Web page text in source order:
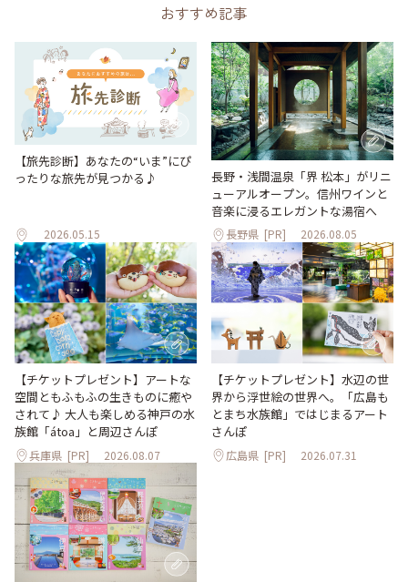
おすすめ記事
【旅先診断】あなたの“いま”にぴ
ったりな旅先が見つかる♪
2026.05.15
長野・浅間温泉「界 松本」がリニ
ューアルオープン。信州ワインと
音楽に浸るエレガントな湯宿へ
長野県 [PR] 2026.08.05
【チケットプレゼント】アートな
空間ともふもふの生きものに癒や
されて♪ 大人も楽しめる神戸の水
族館「átoa」と周辺さんぽ
兵庫県 [PR] 2026.08.07
【チケットプレゼント】水辺の世
界から浮世絵の世界へ。「広島も
とまち水族館」ではじまるアート
さんぽ
広島県 [PR] 2026.07.31